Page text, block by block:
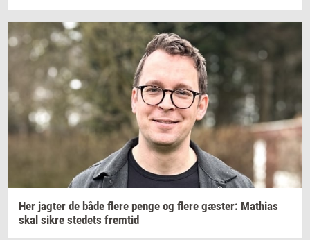
Her jag­ter de både flere penge og flere gæ­ster: Mat­hi­as
skal sikre ste­dets frem­tid